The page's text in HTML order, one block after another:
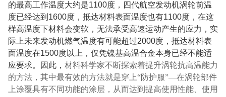
的最高工作温度大约是1100度，四代航空发动机涡轮前温
度已经达到 1600度，抵达材料表面温度也有1100度，在这
样高温度下材料会变软，无法承受高速运动产生的应力，实
际上未来发动机燃气温度有可能超过2000度，抵达材料表
面温度在1500度以上，仅凭镍基高温合金本身已经不能适
应要求。因此， 材料科学家不断探索着提升涡轮抗高温能力
的方法，其中最有效的方法就是穿上“防护服”—在涡轮部件
上涂覆具有不同功能的涂层，从而达到提高使用性能、使用